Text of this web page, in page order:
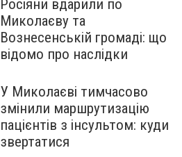
Росіяни вдарили по
Миколаєву та
Вознесенській громаді: що
відомо про наслідки
У Миколаєві тимчасово
змінили маршрутизацію
пацієнтів з інсультом: куди
звертатися